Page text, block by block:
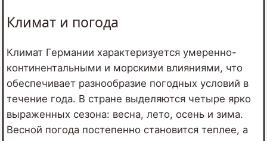
Климат и погода
Климат Германии характеризуется умеренно-
континентальными и морскими влияниями, что
обеспечивает разнообразие погодных условий в
течение года. В стране выделяются четыре ярко
выраженных сезона: весна, лето, осень и зима.
Весной погода постепенно становится теплее, а